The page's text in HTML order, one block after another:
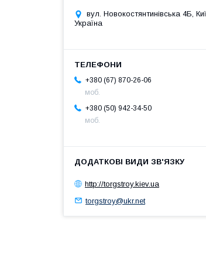
вул. Новокостянтинівська 4Б,
Україна
+380 (67) 870-26-06
моб.
+380 (50) 942-34-50
моб.
http://torgstroy.kiev.ua
torgstroy@ukr.net